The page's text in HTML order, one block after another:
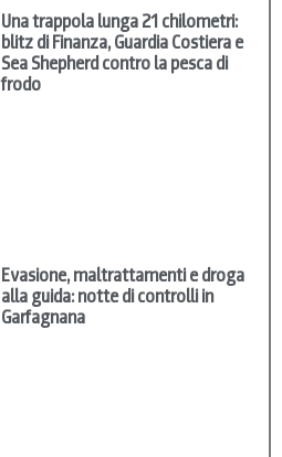
Una trappola lunga 21 chilometri:
blitz di Finanza, Guardia Costiera e
Sea Shepherd contro la pesca di
frodo
Evasione, maltrattamenti e droga
alla guida: notte di controlli in
Garfagnana